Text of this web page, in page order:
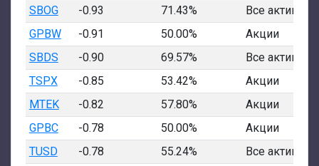
SBOG
-0.93 71.43%
Все активы
GPBW
-0.91 50.00%
Акции
SBDS
-0.90 69.57%
Все активы
TSPX
-0.85 53.42%
Акции
MTEK
-0.82 57.80%
Акции
GPBC
-0.78 50.00%
Акции
TUSD
-0.78 55.24%
Все активы